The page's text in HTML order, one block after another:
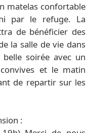
matelas confortable
par le refuge. La
de bénéficier des
la salle de vie dans
soirée avec un
et le matin
de repartir sur les
: